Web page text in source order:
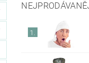
1.